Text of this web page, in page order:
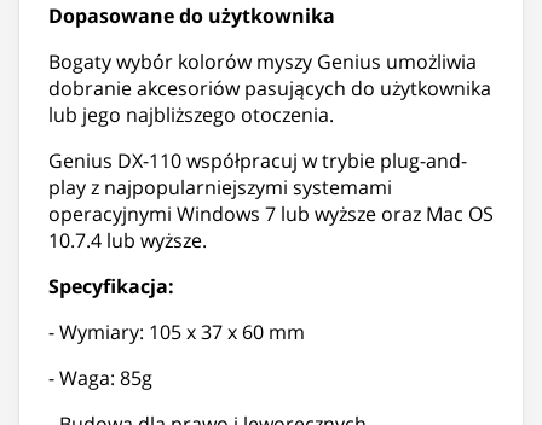
Dopasowane do użytkownika
Bogaty wybór kolorów myszy Genius umożliwia
dobranie akcesoriów pasujących do użytkownika
lub jego najbliższego otoczenia.
Genius DX-110 współpracuj w trybie plug-and-
play z najpopularniejszymi systemami
operacyjnymi Windows 7 lub wyższe oraz Mac OS
10.7.4 lub wyższe.
Specyfikacja:
- Wymiary: 105 x 37 x 60 mm
- Waga: 85g